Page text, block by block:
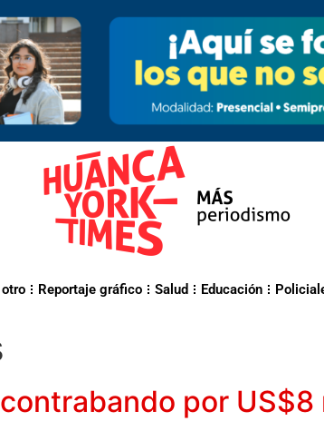
Reportaje gráfico Salud Educación
por